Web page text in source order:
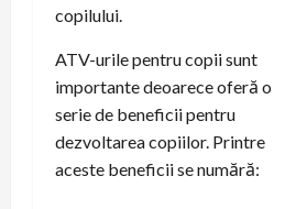
copilului.
ATV-urile pentru copii sunt
importante deoarece oferă o
serie de beneficii pentru
dezvoltarea copiilor. Printre
aceste beneficii se numără: